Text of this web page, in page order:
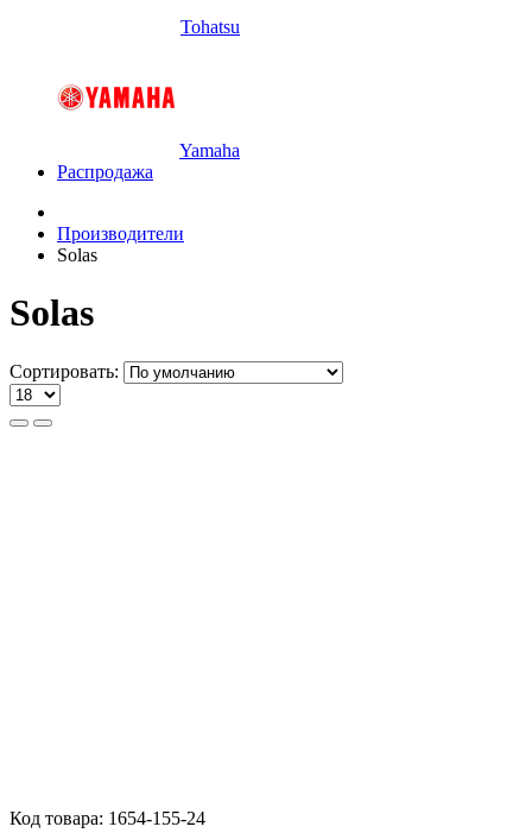
Tohatsu
Yamaha
Распродажа
Производители
Solas
Solas
Сортировать:
Код товара: 1654-155-24